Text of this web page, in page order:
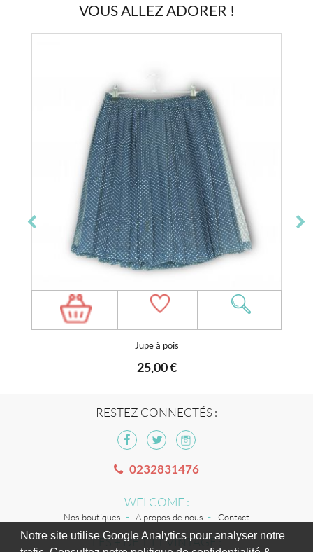
Notre site utilise Google Analytics pour analyser notre
VOUS ALLEZ ADORER !
Jupe à pois
25,00 €
RESTEZ CONNECTÉS :
0232831476
WELCOME :
Nos boutiques A propos de nous Contact
LES + DE TILT VINTAGE :